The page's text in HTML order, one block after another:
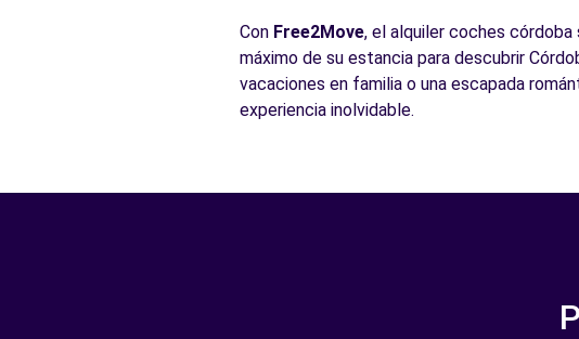
Con Free2Move, el alquiler coches
máximo de su estancia para descubrir
vacaciones en familia o una escapada
experiencia inolvidable.